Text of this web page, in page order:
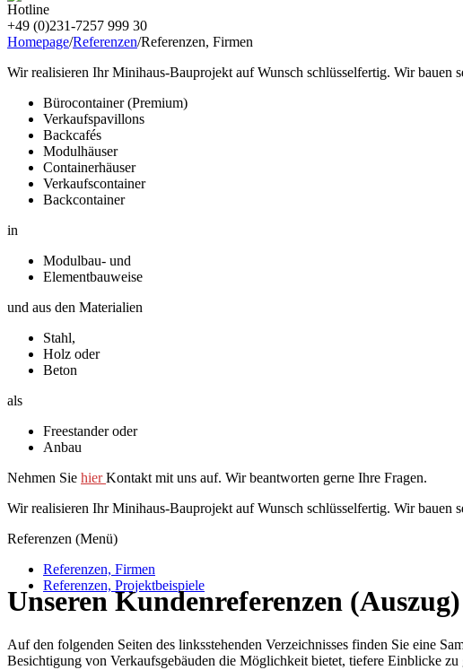
Hotline
+49 (0)231-7257 999 30
Homepage/Referenzen/Referenzen, Firmen
Wir realisieren Ihr Minihaus-Bauprojekt auf Wunsch schlüsselfertig. Wir bauen
Bürocontainer (Premium)
Verkaufspavillons
Backcafés
Modulhäuser
Containerhäuser
Verkaufscontainer
Backcontainer
in
Modulbau- und
Elementbauweise
und aus den Materialien
Stahl,
Holz oder
Beton
als
Freestander oder
Anbau
Nehmen Sie hierKontakt mit uns auf. Wir beantworten gerne Ihre Fragen.
Wir realisieren Ihr Minihaus-Bauprojekt auf Wunsch schlüsselfertig. Wir bauen
Referenzen (Menü)
Referenzen, Firmen
Referenzen, Projektbeispiele
Unseren Kundenreferenzen (Auszug)
Auf den folgenden Seiten des linksstehenden Verzeichnisses finden Sie eine
Besichtigung von Verkaufsgebäuden die Möglichkeit bietet, tiefere Einblicke zu